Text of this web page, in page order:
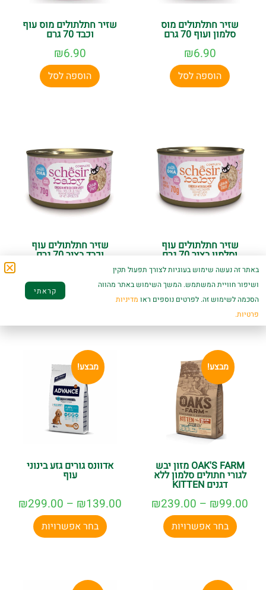
שזיר חתלתולים מוס
סלמון ועוף 70 גרם
₪6.90
הוספה לסל
שזיר חתלתולים מוס עוף
וכבד 70 גרם
₪6.90
הוספה לסל
שזיר חתלתולים עוף
וסלמון בציר 70 גרם
₪6.50
הוספה לסל
שזיר חתלתולים עוף
וכבד בציר 70 גרם
הוספה לסל
מבצע!
OAK'S FARM מזון יבש
לגורי חתולים סלמון ללא
דגנים KITTEN
₪99.00
–
₪239.00
בחר אפשרויות
מבצע!
אדוונס גורים גזע בינוני
עוף
₪139.00
–
₪299.00
בחר אפשרויות
באתר זה נעשה שימוש בעוגיות לצורך תפעול תקין
ושיפור חוויית המשתמש. המשך השימוש באתר מהווה
הסכמה לשימוש זה. לפרטים נוספים ראו מדיניות
פרטיות.
קראתי